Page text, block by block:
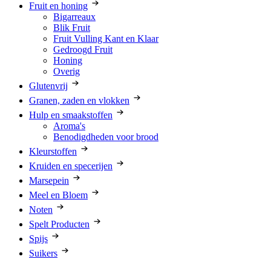
Fruit en honing
Bigarreaux
Blik Fruit
Fruit Vulling Kant en Klaar
Gedroogd Fruit
Honing
Overig
Glutenvrij
Granen, zaden en vlokken
Hulp en smaakstoffen
Aroma's
Benodigdheden voor brood
Kleurstoffen
Kruiden en specerijen
Marsepein
Meel en Bloem
Noten
Spelt Producten
Spijs
Suikers